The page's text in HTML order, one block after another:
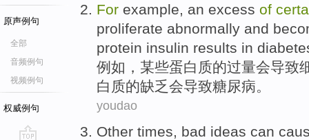
原声例句
全部
音频例句
视频例句
权威例句
For example, an excess of
proliferate abnormally and
protein insulin results in
例如 ， 某些蛋白质的过量会导致
白质的缺乏会导致糖尿病。
youdao
Other times bad ideas can